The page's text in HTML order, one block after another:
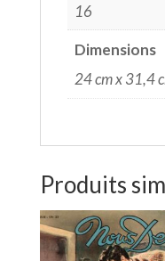
16
Dimensions
24 cm x 31,4
Produits